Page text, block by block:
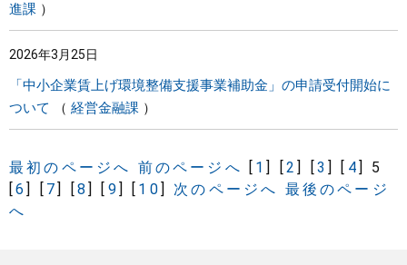
進課
2026年3月25日
「中小企業賃上げ環境整備支援事業補助金」の申請受付開始に
ついて
経営金融課
最初のページへ 前のページへ [ 1] [2] [3] [ 4]
5
[6] [ 7] [8] [ 9] [ 10] 次のページへ 最後のページ
へ